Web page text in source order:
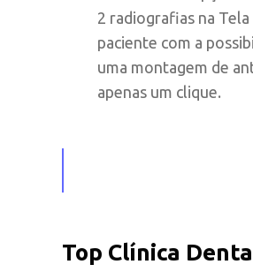
2 radiografias na
paciente com a
uma montagem de
apenas um clique.
Top Clínica